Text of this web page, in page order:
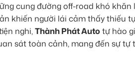
cung đường off-road khó
khiến người lái cảm thấy thiếu
nghi,Thành Phát Auto tự hào
sát toàn cảnh, mang đến sự